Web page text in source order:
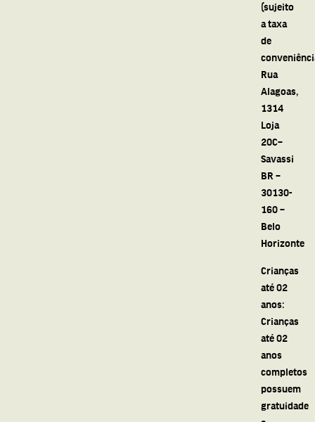
(sujeito
a taxa
de
Rua
Alagoas,
1314
Loja
20C–
Savassi
BR –
30130-
160 –
Belo
Horizonte
Crianças
até 02
anos:
Crianças
até 02
anos
completos
possuem
gratuidade